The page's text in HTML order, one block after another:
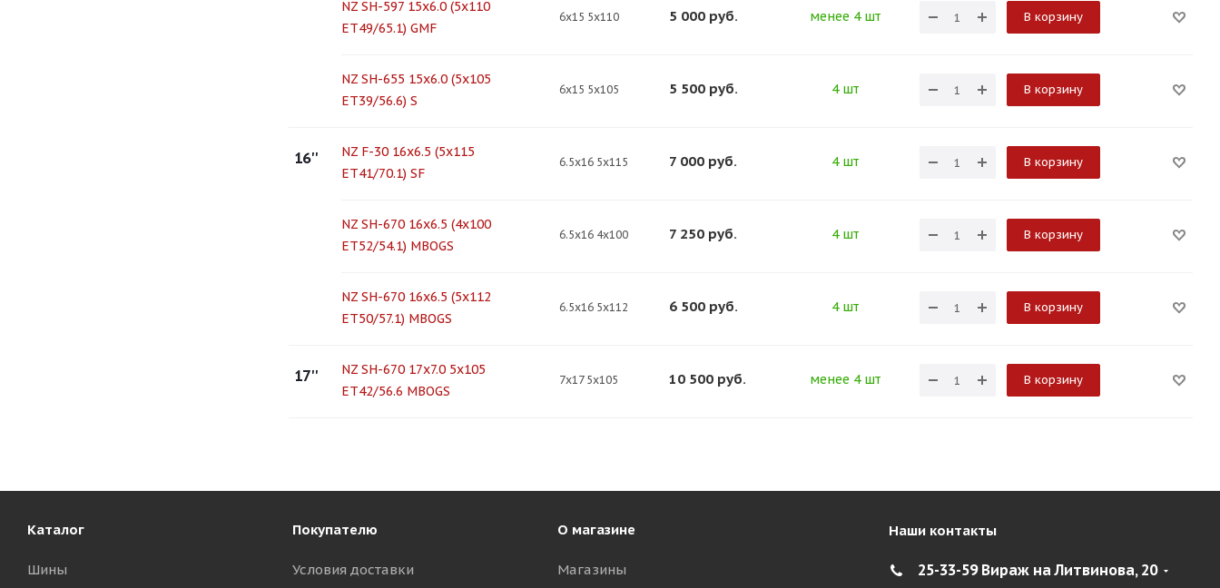
NZ SH-597 15x6.0 (5x110
ET49/65.1) GMF
6x15 5x110 5 000 руб. менее 4 шт В корзину
NZ SH-655 15x6.0 (5x105
ЕТ39/56.6) S
6x15 5x105 5 500 руб. 4 шт В корзину
16''
NZ F-30 16x6.5 (5x115
ET41/70.1) SF
6.5x16 5x115 7 000 руб. 4 шт В корзину
NZ SH-670 16x6.5 (4x100
ЕТ52/54.1) MBOGS
6.5x16 4x100 7 250 руб. 4 шт В корзину
NZ SH-670 16x6.5 (5x112
ЕТ50/57.1) MBOGS
6.5x16 5x112 6 500 руб. 4 шт В корзину
17''
NZ SH-670 17x7.0 5x105
ET42/56.6 MBOGS
7x17 5x105 10 500 руб. менее 4 шт В корзину
Каталог
Шины
Покупателю
Условия доставки
О магазине
Магазины
Наши контакты
25-33-59 Вираж на Литвинова, 20